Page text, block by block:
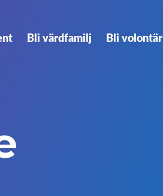
Bli värdfamilj Bli volontär